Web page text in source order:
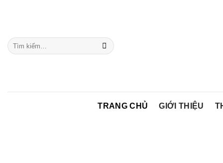
dung
Tìm
kiếm:
TRANG CHỦ GIỚI THIỆU